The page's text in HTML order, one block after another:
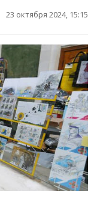
23 октября 2024, 15:15